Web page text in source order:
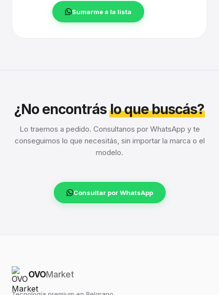
Sumarme a la lista
¿No encontráslo que buscás?
Lo traemos a pedido. Consultanos por WhatsApp y te
conseguimos lo que necesitás, sin importar la marca o el
modelo.
Consultar por WhatsApp
OVOMarket